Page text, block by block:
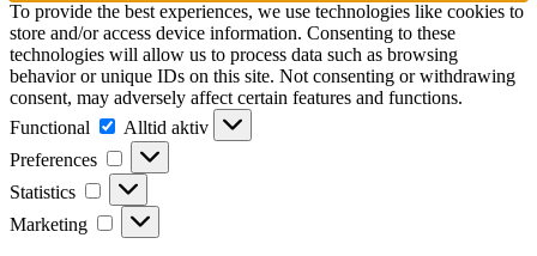
To provide the best experiences, we use technologies like cookies to
store and/or access device information. Consenting to these
technologies will allow us to process data such as browsing
behavior or unique IDs on this site. Not consenting or withdrawing
consent, may adversely affect certain features and functions.
Functional
Functional
Alltid aktiv
Preferences
Preferences
Statistics Statistics
Marketing Marketing